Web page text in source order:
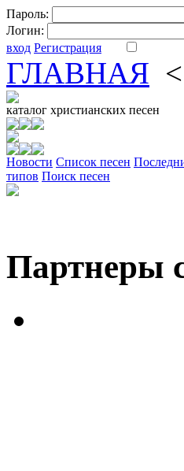
Пароль:
Логин:
вход Регистрация
ГЛАВНАЯ <
каталог христианских песен
Новости Cписок песен
типов Поиск песен
Партнеры